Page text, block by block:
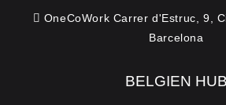
OneCoWork Carrer d'Estruc, 9,
Barcelona
BELGIEN HUB